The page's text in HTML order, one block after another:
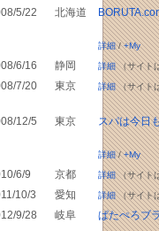
5/22 北海道
詳細/+My
6/16 静岡 詳細（サイト
7/20 東京 詳細（サイト
12/5 東京 スパは今日
詳細/+My
6/9 京都 詳細（サイト
10/3 愛知 詳細（サイト
9/28 岐阜 ぱたぺろブ